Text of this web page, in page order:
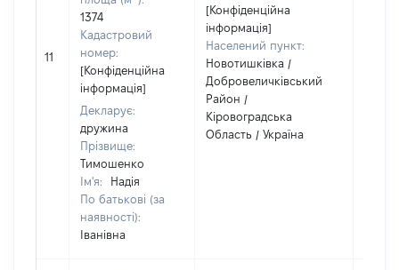
11
1374
Кадастровий
номер:
[Конфіденційна
інформація]
Декларує:
дружина
Прізвище:
Тимошенко
Ім'я:
Надія
По батькові (за
наявності):
Іванівна
[Конфіденційна
інформація]
Населений пункт:
Новотишківка /
Добровеличківський
Район /
Кіровоградська
Область / Україна